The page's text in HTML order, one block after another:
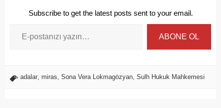
Subscribe to get the latest posts sent to your email.
ABONE OL
adalar miras Sona Vera Lokmagözyan Sulh Hukuk Mahkemesi